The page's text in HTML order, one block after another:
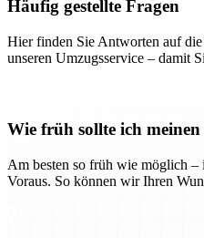
Häufig gestellte Fragen
Hier finden Sie Antworten auf
unseren Umzugsservice – damit
Wie früh sollte ich
Am besten so früh wie möglich –
Voraus. So können wir Ihren